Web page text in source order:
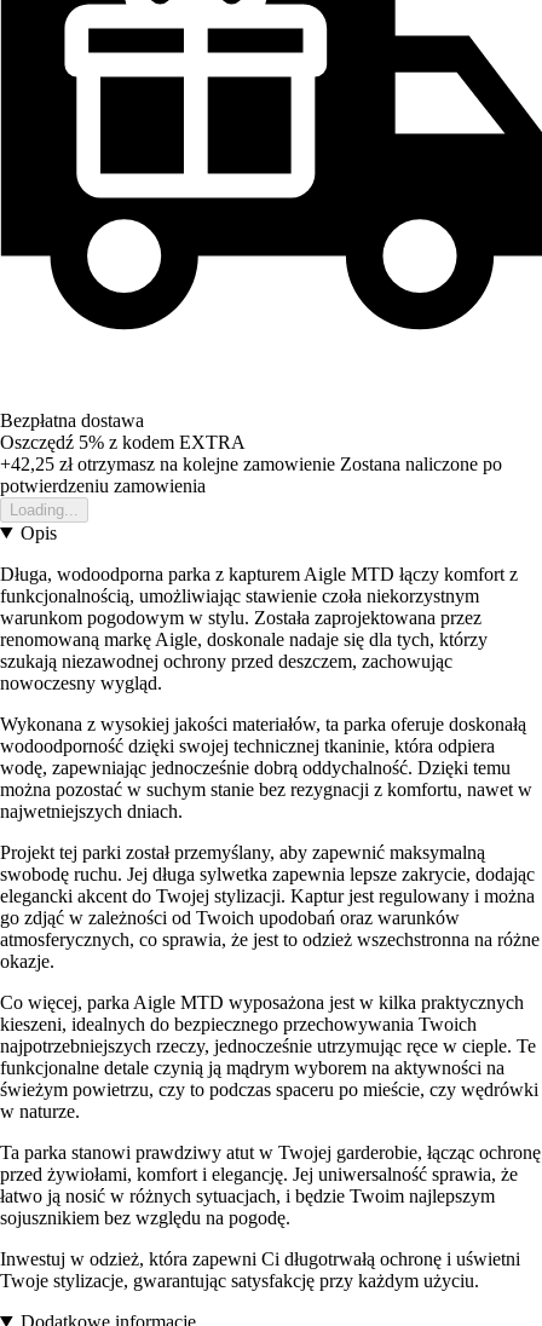
Bezpłatna dostawa
Oszczędź 5% z kodem EXTRA
+42,25 złotrzymasz na kolejne zamowienie Zostana naliczone po
potwierdzeniu zamowienia
Loading...
Opis
Długa, wodoodporna parka z kapturem Aigle MTD łączy komfort z
funkcjonalnością, umożliwiając stawienie czoła niekorzystnym
warunkom pogodowym w stylu. Została zaprojektowana przez
renomowaną markę Aigle, doskonale nadaje się dla tych, którzy
szukają niezawodnej ochrony przed deszczem, zachowując
nowoczesny wygląd.
Wykonana z wysokiej jakości materiałów, ta parka oferuje doskonałą
wodoodporność dzięki swojej technicznej tkaninie, która odpiera
wodę, zapewniając jednocześnie dobrą oddychalność. Dzięki temu
można pozostać w suchym stanie bez rezygnacji z komfortu, nawet w
najwetniejszych dniach.
Projekt tej parki został przemyślany, aby zapewnić maksymalną
swobodę ruchu. Jej długa sylwetka zapewnia lepsze zakrycie, dodając
elegancki akcent do Twojej stylizacji. Kaptur jest regulowany i można
go zdjąć w zależności od Twoich upodobań oraz warunków
atmosferycznych, co sprawia, że jest to odzież wszechstronna na różne
okazje.
Co więcej, parka Aigle MTD wyposażona jest w kilka praktycznych
kieszeni, idealnych do bezpiecznego przechowywania Twoich
najpotrzebniejszych rzeczy, jednocześnie utrzymując ręce w cieple. Te
funkcjonalne detale czynią ją mądrym wyborem na aktywności na
świeżym powietrzu, czy to podczas spaceru po mieście, czy wędrówki
w naturze.
Ta parka stanowi prawdziwy atut w Twojej garderobie, łącząc ochronę
przed żywiołami, komfort i elegancję. Jej uniwersalność sprawia, że
łatwo ją nosić w różnych sytuacjach, i będzie Twoim najlepszym
sojusznikiem bez względu na pogodę.
Inwestuj w odzież, która zapewni Ci długotrwałą ochronę i uświetni
Twoje stylizacje, gwarantując satysfakcję przy każdym użyciu.
Dodatkowe informacje